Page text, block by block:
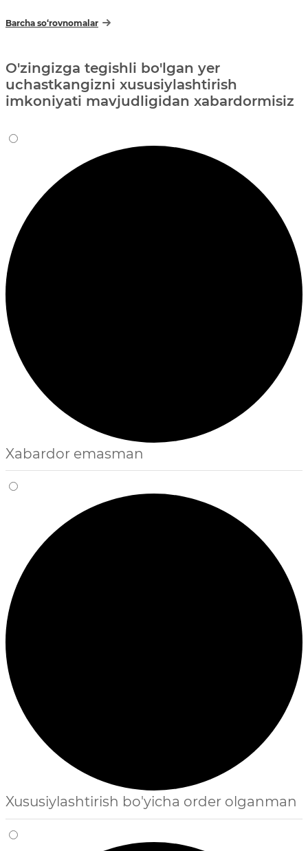
Barcha so‘rovnomalar
O'zingizga tegishli bo'lgan yer
uchastkangizni xususiylashtirish
imkoniyati mavjudligidan xabardormisiz
Xabardor emasman
Xususiylashtirish bo'yicha order olganman